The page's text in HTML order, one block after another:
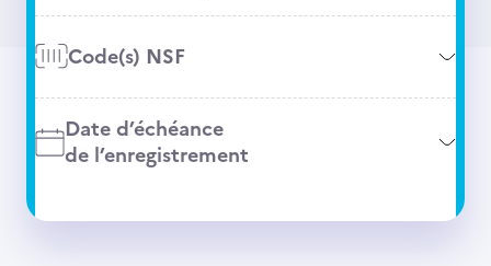
Code(s) NSF
Date d’échéance
de l’enregistrement